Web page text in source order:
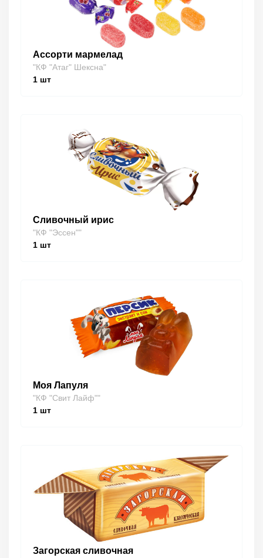
Ассорти мармелад
"КФ "Атаг" Шексна"
1 шт
Сливочный ирис
"КФ "Эссен""
1 шт
Моя Лапуля
"КФ "Свит Лайф""
1 шт
Загорская сливочная